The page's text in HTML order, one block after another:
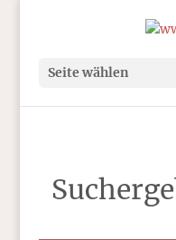
Seite wählen